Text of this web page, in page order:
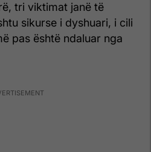
tri viktimat janë të
sikurse i dyshuari, i cili
pas është ndaluar nga